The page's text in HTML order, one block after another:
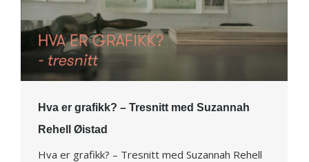
Hva er grafikk? – Tresnitt med Suzannah
Rehell Øistad
Hva er grafikk? – Tresnitt med Suzannah Rehell